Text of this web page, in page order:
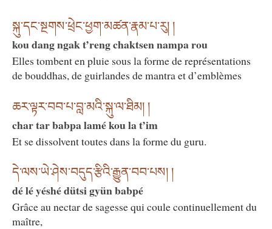
སྐུ་དང་སྔགས་ཕྲེང་ཕྱག་མཚན་རྣམ་པ་རུ། །
kou dang ngak t’reng chaktsen nampa rou
Elles tombent en pluie sous la forme de représentations
de bouddhas, de guirlandes de mantra et d’emblèmes
ཆར་ལྟར་བབ་པ་བླ་མའི་སྐུ་ལ་ཐིམ། །
char tar babpa lamé kou la t’im
Et se dissolvent toutes dans la forme du guru.
དེ་ལས་ཡེ་ཤེས་བདུད་རྩིའི་རྒྱུན་བབ་པས། །
dé lé yéshé dütsi gyün babpé
Grâce au nectar de sagesse qui coule continuellement du
maître,